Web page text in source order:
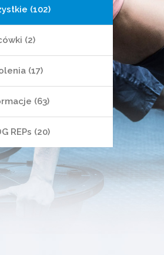
(102)
(2)
(17)
(63)
REPs (20)